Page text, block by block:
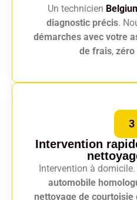
Un technicien
diagnostic précis.
démarches avec votre
de frais, zéro
3
Intervention
Intervention à
automobile
nettoyage de